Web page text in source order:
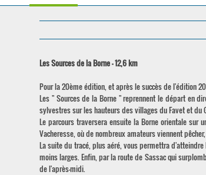
Les Sources de la Borne - 12,6 km
Pour la 20ème édition, et après le succès de l'édition
Les " Sources de la Borne " reprennent le départ en
sylvestres sur les hauteurs des villages du Favet et du
Le parcours traversera ensuite la Borne orientale
Vacheresse, où de nombreux amateurs viennent
La suite du tracé, plus aéré, vous permettra
moins larges. Enfin, par la route de Sassac qui
de l'après-midi.